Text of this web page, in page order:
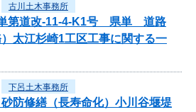
古川土木事務所
単第道改-11-4-K1号 県単 道路
太江杉崎1工区工事に関する一
下呂土木事務所
防修繕（長寿命化）小川谷堰堤